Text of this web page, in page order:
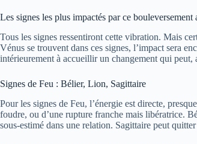
Les signes les plus impactés par ce bouleversement
Tous les signes ressentiront cette vibration. Mais
Vénus se trouvent dans ces signes, l’impact sera
intérieurement à accueillir un changement qui
Signes de Feu : Bélier, Lion, Sagittaire
Pour les signes de Feu, l’énergie est directe,
foudre, ou d’une rupture franche mais libératrice.
sous-estimé dans une relation. Sagittaire peut